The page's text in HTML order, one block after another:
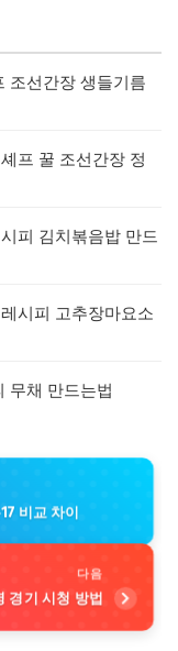
조선간장 생들기름
프 꿀 조선간장 정
피 김치볶음밥 만드
시피 고추장마요소
무채 만드는법
비교 차이
다음
경기 시청 방법